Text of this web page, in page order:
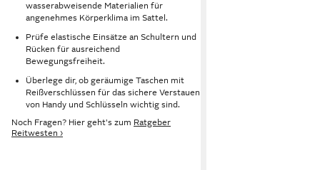
wasserabweisende Materialien für
angenehmes Körperklima im Sattel.
Prüfe elastische Einsätze an Schultern und
Rücken für ausreichend
Bewegungsfreiheit.
Überlege dir, ob geräumige Taschen mit
Reißverschlüssen für das sichere Verstauen
von Handy und Schlüsseln wichtig sind.
Noch Fragen? Hier geht's zum Ratgeber
Reitwesten ›